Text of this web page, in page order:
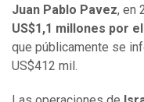
Juan Pablo Pavez, en
US$1,1 millones por
que públicamente se
US$412 mil.